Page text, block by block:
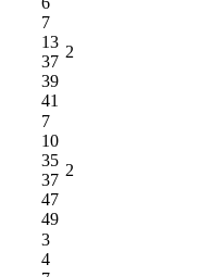
7
13
37
39
41
2
7
10
35
37
47
49
2
3
4